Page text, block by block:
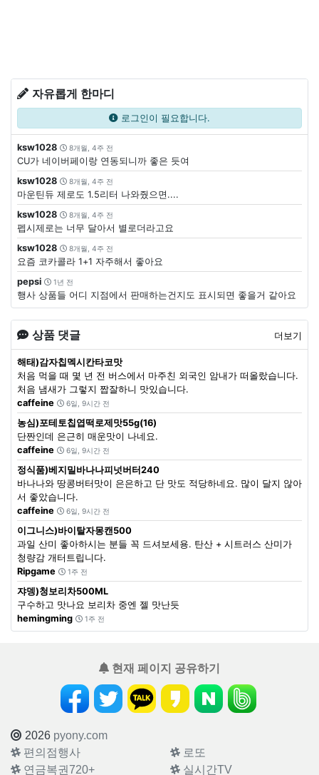
자유롭게 한마디
로그인이 필요합니다.
ksw1028 8개월, 4주 전
CU가 네이버페이랑 연동되니까 좋은 듯여
ksw1028
8개월, 4주 전
마운틴듀 제로도 1.5리터 나와줬으면....
ksw1028
8개월, 4주 전
펩시제로는 너무 달아서 별로더라고요
ksw1028
8개월, 4주 전
요즘 코카콜라 1+1 자주해서 좋아요
pepsi
1년 전
행사 상품들 어디 지점에서 판매하는건지도 표시되면 좋을거 같아요
상품 댓글 더보기
해태)감자칩멕시칸타코맛
처음 먹을 때 몇 년 전 버스에서 마주친 외국인 암내가 떠올랐습니다.
처음 냄새가 그렇지 짭잘하니 맛있습니다.
caffeine
6일, 9시간 전
농심)포테토칩엽떡로제맛55g(16)
단짠인데 은근히 매운맛이 나네요.
caffeine
6일, 9시간 전
정식품)베지밀바나나피넛버터240
바나나와 땅콩버터맛이 은은하고 단 맛도 적당하네요. 많이 달지 않아
서 좋았습니다.
caffeine
6일, 9시간 전
이그니스)바이탈자몽캔500
과일 산미 좋아하시는 분들 꼭 드셔보세용. 탄산 + 시트러스 산미가
청량감 개터트립니다.
Ripgame
1주 전
쟈뎅)청보리차500ML
구수하고 맛나요 보리차 중엔 젤 맛난듯
hemingming
1주 전
현재 페이지 공유하기
2026 pyony.com
편의점행사
로또
연금복권720+
실시간TV